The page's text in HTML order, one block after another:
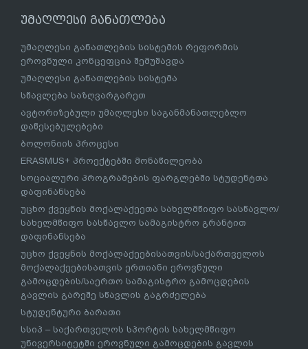
უმაღლესი განათლება
უმაღლესი განათლების სისტემის რეფორმის
ეროვნული კონცეფცია შემუშავდა
უმაღლესი განათლების სისტემა
სწავლება საზღვარგარეთ
ავტორიზებული უმაღლესი საგანმანათლებლო
დაწესებულებები
ბოლონიის პროცესი
ERASMUS+ პროექტებში მონაწილეობა
სოციალური პროგრამების ფარგლებში სტუდენტთა
დაფინანსება
უცხო ქვეყნის მოქალაქეეთა სახელმწიფო სასწავლო/
სახელმწიფო სასწავლო სამაგისტრო გრანტით
დაფინანსება
უცხო ქვეყნის მოქალაქეებისათვის/საქართველოს
მოქალაქეებისათვის ერთიანი ეროვნული
გამოცდების/საერთო სამაგისტრო გამოცდების
გავლის გარეშე სწავლის გაგრძელება
სტუდენტური ბარათი
სსიპ – საქართველოს სპორტის სახელმწიფო
უნივერსიტეტში ეროვნული გამოცდების გავლის